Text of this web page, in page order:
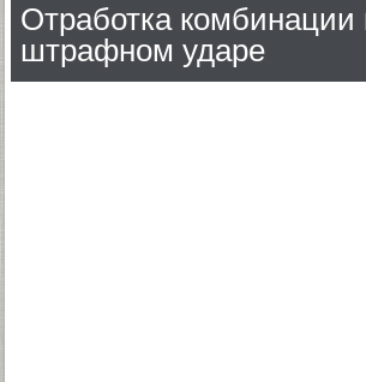
Отработка комбинации
штрафном ударе